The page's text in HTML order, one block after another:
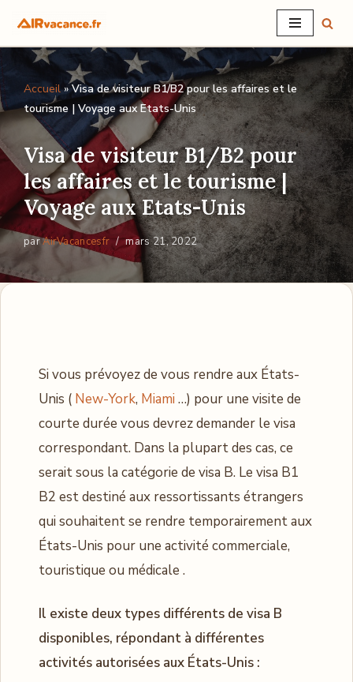
Aller
au
contenu
Accueil»Visa de visiteur B1/B2 pour les affaires et le
tourisme | Voyage aux Etats-Unis
Visa de visiteur B1/B2 pour
les affaires et le tourisme |
Voyage aux Etats-Unis
parAirVacancesfr mars 21, 2022
Si vous prévoyez de vous rendre aux États-
Unis ( New-York, Miami …) pour une visite de
courte durée vous devrez demander le visa
correspondant. Dans la plupart des cas, ce
serait sous la catégorie de visa B. Le visa B1
B2 est destiné aux ressortissants étrangers
qui souhaitent se rendre temporairement aux
États-Unis pour une activité commerciale,
touristique ou médicale .
Il existe deux types différents de visa B
disponibles, répondant à différentes
activités autorisées aux États-Unis :